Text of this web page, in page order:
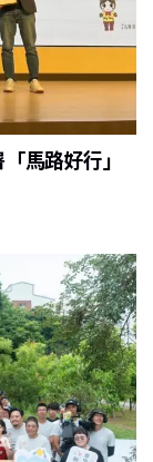
馬路好行」